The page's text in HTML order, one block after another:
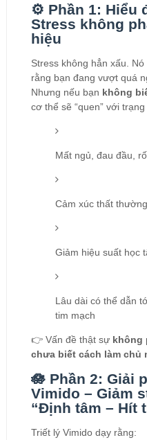
⚙️ Phần 1: Hiểu
Stress không
hiệu
Stress không hẳn xấu. Nó
rằng bạn đang vượt quá
Nhưng nếu bạn không
cơ thể sẽ “quen” với
Mất ngủ, đau đầu,
Cảm xúc thất
Giảm hiệu suất học
Lâu dài có thể dẫn
tim mạch
👉 Vấn đề thật sự không
chưa biết cách làm chủ
🪷 Phần 2: Giải
Vimido – Giảm
“Định tâm – Hít
Triết lý Vimido dạy rằng: